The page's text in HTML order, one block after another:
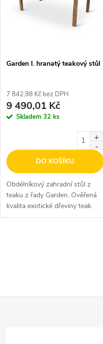
Garden I. hranatý teakový stůl
7 842,98 Kč bez DPH
9 490,01 Kč
Skladem 32 ks
DO KOŠÍKU
Obdélníkový zahradní stůl z
teaku z řady Garden. Ověřená
kvalita exotické dřeviny teak.